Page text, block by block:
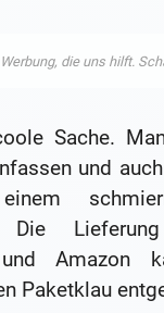
Sache.
und
Die
und Amazon
Paketklau